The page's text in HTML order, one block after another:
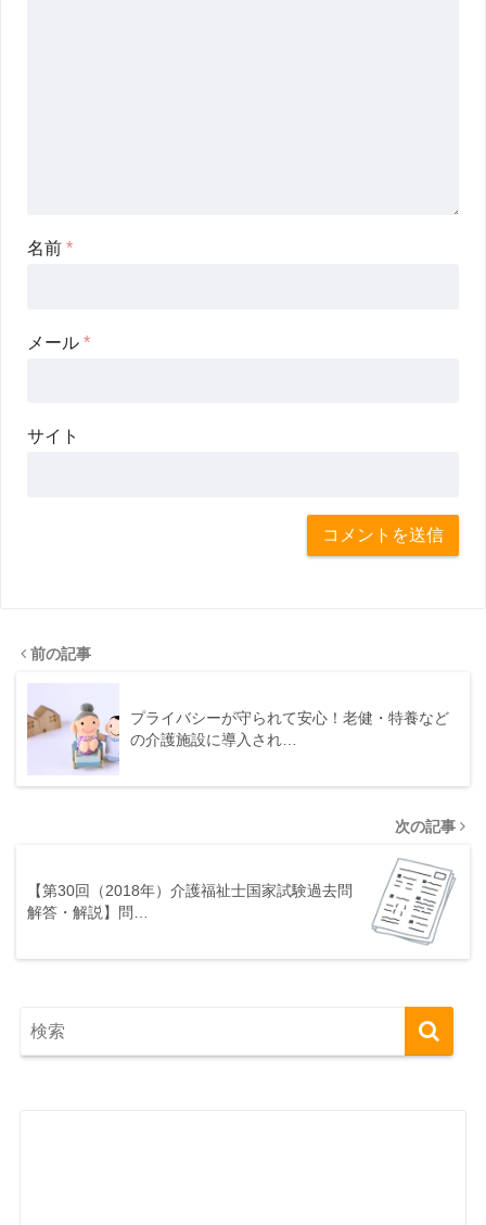
名前 *
メール *
サイト
前の記事
プライバシーが守られて安心！老健・特養など
の介護施設に導入され…
次の記事
【第30回（2018年）介護福祉士国家試験過去問
解答・解説】問…